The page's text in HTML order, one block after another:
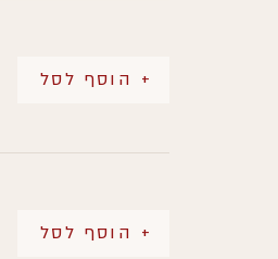
+ הוסף לסל
+ הוסף לסל